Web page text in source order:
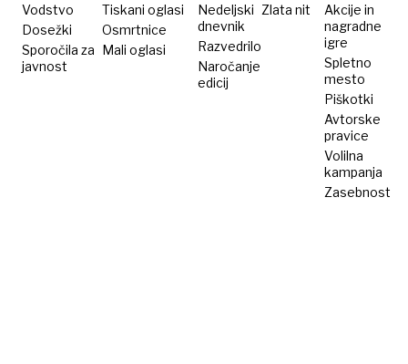
Vodstvo
Dosežki
Sporočila za
javnost
Tiskani oglasi
Osmrtnice
Mali oglasi
Nedeljski
dnevnik
Razvedrilo
Naročanje
edicij
Zlata nit
Akcije in
nagradne
igre
Spletno
mesto
Piškotki
Avtorske
pravice
Volilna
kampanja
Zasebnost